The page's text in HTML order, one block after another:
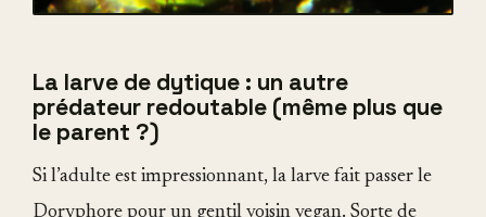
La larve de dytique : un autre
prédateur redoutable (même plus que
le parent ?)
Si l’adulte est impressionnant, la larve fait passer le
Doryphore pour un gentil voisin vegan. Sorte de